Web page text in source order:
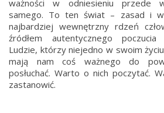
ważności w odniesieniu przede
samego. To ten świat – zasad i
najbardziej wewnętrzny rdzeń
źródłem autentycznego poczucia
Ludzie, którzy niejedno w swoim
mają nam coś ważnego do
posłuchać. Warto o nich poczytać.
zastanowić.